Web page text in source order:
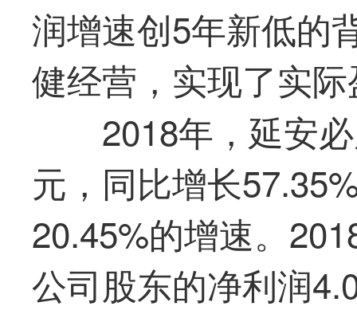
润增速创5年新低的
健经营，实现了实
2018年，延安
元，同比增长
20.45%的增速。
公司股东的净利润